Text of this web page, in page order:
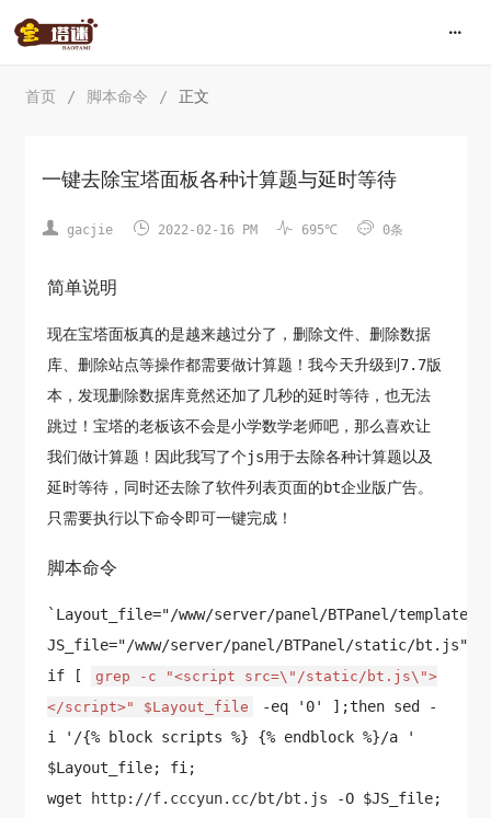
首页 / 脚本命令 / 正文
一键去除宝塔面板各种计算题与延时等待
 gacjie  2022-02-16 PM  695℃  0条
简单说明
现在宝塔面板真的是越来越过分了，删除文件、删除数据
库、删除站点等操作都需要做计算题！我今天升级到7.7版
本，发现删除数据库竟然还加了几秒的延时等待，也无法
跳过！宝塔的老板该不会是小学数学老师吧，那么喜欢让
我们做计算题！因此我写了个js用于去除各种计算题以及
延时等待，同时还去除了软件列表页面的bt企业版广告。
只需要执行以下命令即可一键完成！
脚本命令
`Layout_file="/www/server/panel/BTPanel/
JS_file="/www/server/panel/BTPanel/static/bt.js";
if [
grep -c "<script src=\"/static/bt.js\">
</script>" $Layout_file
-eq '0' ];then sed -
i '/{% block scripts %} {% endblock %}/a
'
$Layout_file; fi;
wget http://f.cccyun.cc/bt/bt.js -O $JS_file;